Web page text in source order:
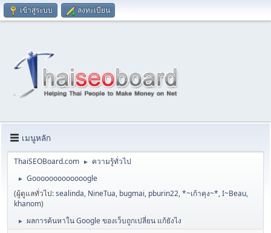
เข้าสู่ระบบ ลงทะเบียน
เมนูหลัก
ThaiSEOBoard.com ► ความรู้ทั่วไป
►
Gooooooooooooogle
(ผู้ดูแลทั่วไป:sealinda, NineTua, bugmai, pburin22,*~เก้าคุง~*,I~Beau,
khanom)
► ผลการค้นหาใน Google ของเว็บถูกเปลี่ยน แก้ยังไง